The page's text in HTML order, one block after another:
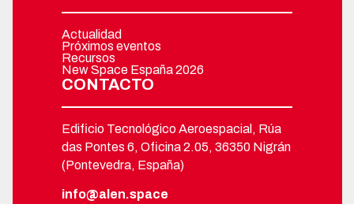
Actualidad
Próximos eventos
Recursos
New Space España 2026
CONTACTO
Edificio Tecnológico Aeroespacial, Rúa
das Pontes 6, Oficina 2.05, 36350 Nigrán
(Pontevedra, España)
info@alen.space